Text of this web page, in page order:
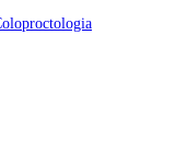
recusem vaga em
roxo no controlo